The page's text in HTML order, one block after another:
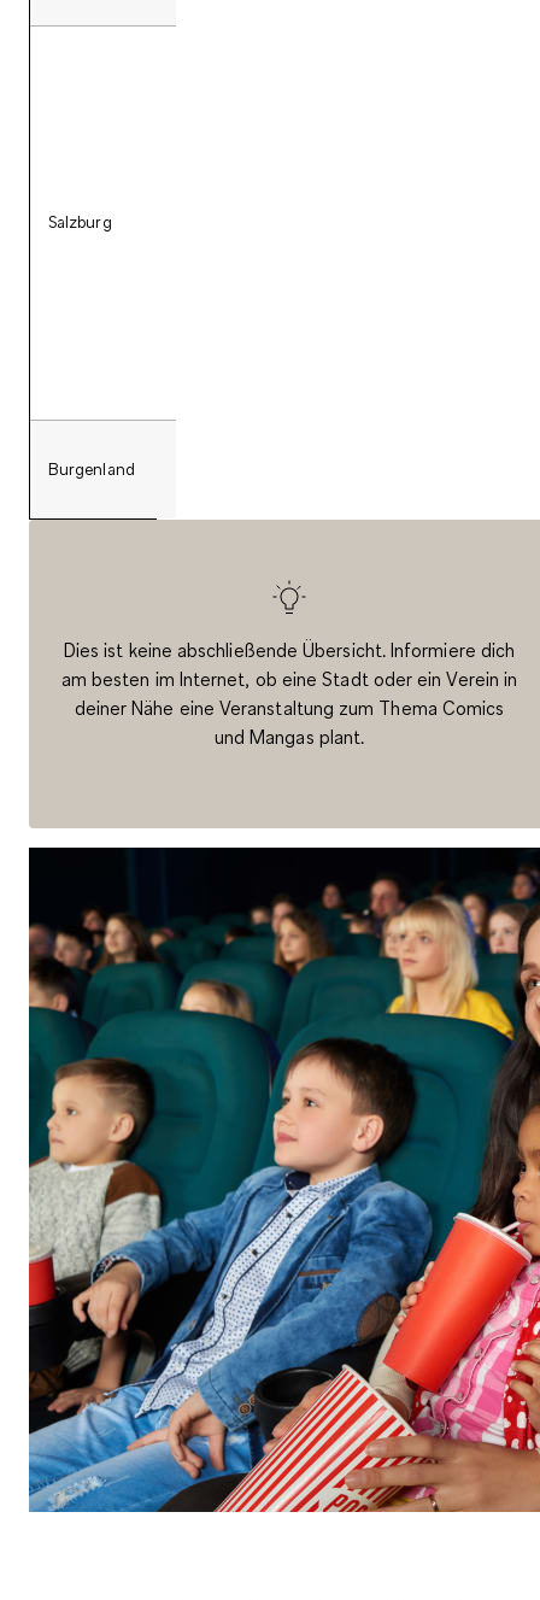
Salzburg
Burgenland
Dies ist keine abschließende Übersicht. Informiere dich
am besten im Internet, ob eine Stadt oder ein Verein in
deiner Nähe eine Veranstaltung zum Thema Comics
und Mangas plant.